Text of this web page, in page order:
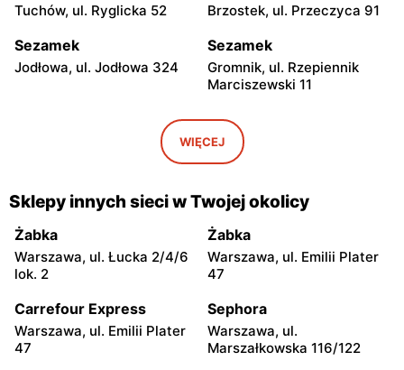
Tuchów, ul. Ryglicka 52 Brzostek, ul. Przeczyca 91
Sezamek
Jodłowa, ul. Jodłowa 324
Sezamek
Gromnik, ul. Rzepiennik
Marciszewski 11
Zagórzany, ul. Zagórzany
Sezamek
Ciężkowice, ul. Kipszna 18A
Sezamek
Zakliczyn, ul. Zarusinki 143
Sezamek
Rzepiennik Strzyżewski, ul.
Rzepiennik Strzyżewski
367
Sezamek
Kołaczyce, ul. Rynek 11
Sezamek
Raciechowice, ul.
Raciechowice 140c
Sezamek Sezamek
WIĘCEJ
Sklepy innych sieci w Twojej okolicy
Żabka
Warszawa, ul. Łucka 2/4/6
lok. 2
Żabka
Warszawa, ul. Emilii Plater
47
Carrefour Express
Warszawa, ul. Emilii Plater
47
Sephora
Warszawa, ul.
Marszałkowska 116/122